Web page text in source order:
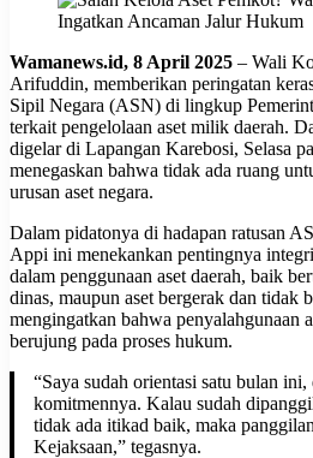
Wamanews.id, 8 April 2025 – Wali
Arifuddin, memberikan peringatan
Sipil Negara (ASN) di lingkup
terkait pengelolaan aset milik daerah.
digelar di Lapangan Karebosi, Selasa
menegaskan bahwa tidak ada ruang
urusan aset negara.
Dalam pidatonya di hadapan ratusan
Appi ini menekankan pentingnya
dalam penggunaan aset daerah, baik
dinas, maupun aset bergerak dan tidak
mengingatkan bahwa penyalahgunaan
berujung pada proses hukum.
“Saya sudah orientasi satu bulan
komitmennya. Kalau sudah
tidak ada itikad baik, maka
Kejaksaan,” tegasnya.